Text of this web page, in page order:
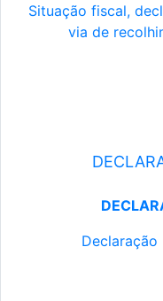
Situação fiscal,
via de
Declaração